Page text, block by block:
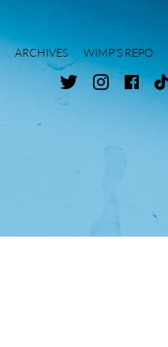
ARCHIVES WIMP'S REPO